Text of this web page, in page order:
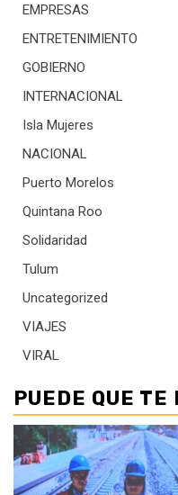
EMPRESAS
ENTRETENIMIENTO
GOBIERNO
INTERNACIONAL
Isla Mujeres
NACIONAL
Puerto Morelos
Quintana Roo
Solidaridad
Tulum
Uncategorized
VIAJES
VIRAL
PUEDE QUE TE